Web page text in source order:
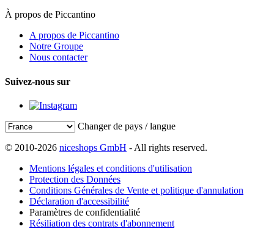
À propos de Piccantino
A propos de Piccantino
Notre Groupe
Nous contacter
Suivez-nous sur
Changer de pays / langue
© 2010-2026 niceshops GmbH - All rights reserved.
Mentions légales et conditions d'utilisation
Protection des Données
Conditions Générales de Vente et politique d'annulation
Déclaration d'accessibilité
Paramètres de confidentialité
Résiliation des contrats d'abonnement